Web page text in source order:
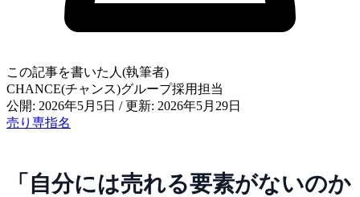
この記事を書いた人(執筆者)
CHANCE(チャンス)グループ採用担当
公開: 2026年5月5日 / 更新: 2026年5月29日
売り専指名
「自分には売れる要素がないのか